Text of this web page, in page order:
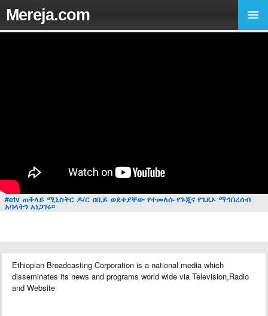
Mereja.com
#etv ጠቅላይ ሚኒስትር ዶ/ር ዐቢይ ወደቀያቸው የተመለሱ የጉጂና የጌዴኦ ማኅበረሰብ
አባላትን አነጋገሩ፡፡
Ethiopian Broadcasting Corporation is a national media which
disseminates its news and programs world wide via Television,Radio
and Website